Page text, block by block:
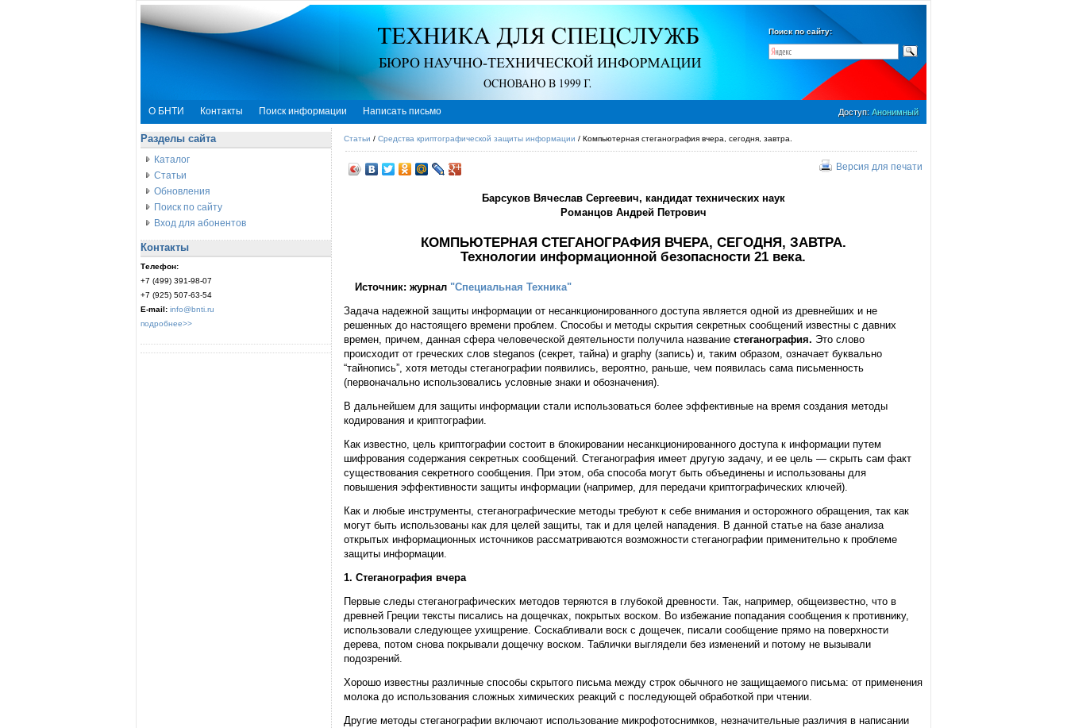
Поиск по сайту:
О БНТИ Контакты Поиск информации Написать письмо Доступ: Анонимный
Разделы сайта
Каталог
Статьи
Обновления
Поиск по сайту
Вход для абонентов
Контакты
Телефон:
+7 (499) 391-98-07
+7 (925) 507-63-54
E-mail: info@bnti.ru
подробнее>>
Статьи / Средства криптографической защиты информации / Компьютерная стеганография вчера, сегодня, завтра.
Версия для печати
Барсуков Вячеслав Сергеевич, кандидат технических наук
Романцов Андрей Петрович
КОМПЬЮТЕРНАЯ СТЕГАНОГРАФИЯ ВЧЕРА, СЕГОДНЯ, ЗАВТРА.
Технологии информационной безопасности 21 века.
Источник: журнал "Специальная Техника"
Задача надежной защиты информации от несанкционированного доступа является одной из древнейших и не
решенных до настоящего времени проблем. Способы и методы скрытия секретных сообщений известны с давних
времен, причем, данная сфера человеческой деятельности получила название стеганография. Это слово
происходит от греческих слов steganos (секрет, тайна) и graphy (запись) и, таким образом, означает буквально
“тайнопись”, хотя методы стеганографии появились, вероятно, раньше, чем появилась сама письменность
(первоначально использовались условные знаки и обозначения).
В дальнейшем для защиты информации стали использоваться более эффективные на время создания методы
кодирования и криптографии.
Как известно, цель криптографии состоит в блокировании несанкционированного доступа к информации путем
шифрования содержания секретных сообщений. Стеганография имеет другую задачу, и ее цель — скрыть сам факт
существования секретного сообщения. При этом, оба способа могут быть объединены и использованы для
повышения эффективности защиты информации (например, для передачи криптографических ключей).
Как и любые инструменты, стеганографические методы требуют к себе внимания и осторожного обращения, так как
могут быть использованы как для целей защиты, так и для целей нападения. В данной статье на базе анализа
открытых информационных источников рассматриваются возможности стеганографии применительно к проблеме
защиты информации.
1. Стеганография вчера
Первые следы стеганографических методов теряются в глубокой древности. Так, например, общеизвестно, что в
древней Греции тексты писались на дощечках, покрытых воском. Во избежание попадания сообщения к противнику,
использовали следующее ухищрение. Соскабливали воск с дощечек, писали сообщение прямо на поверхности
дерева, потом снова покрывали дощечку воском. Таблички выглядели без изменений и потому не вызывали
подозрений.
Хорошо известны различные способы скрытого письма между строк обычного не защищаемого письма: от применения
молока до использования сложных химических реакций с последующей обработкой при чтении.
Другие методы стеганографии включают использование микрофотоснимков, незначительные различия в написании